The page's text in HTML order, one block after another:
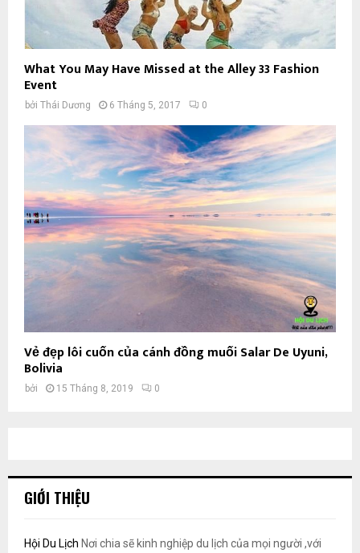
What You May Have Missed at the Alley 33 Fashion
Event
bởi Thái Dương 6 Tháng 5, 2017 0
Vẻ đẹp lôi cuốn của cánh đồng muối Salar De Uyuni,
Bolivia
bởi 15 Tháng 8, 2019 0
GIỚI THIỆU
Hội Du Lịch Nơi chia sẽ kinh nghiệp du lịch của mọi người ,với